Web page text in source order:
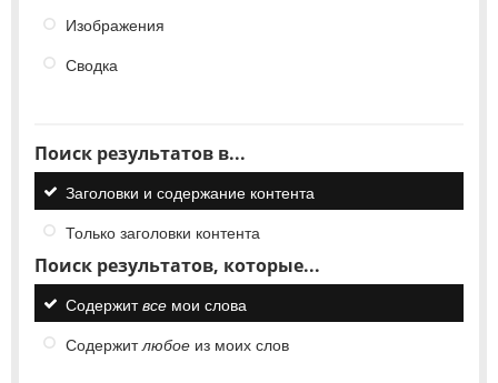
Изображения
Сводка
Поиск результатов в...
Заголовки и содержание контента
Только заголовки контента
Поиск результатов, которые...
Содержитвсе мои слова
Содержитлюбое из моих слов